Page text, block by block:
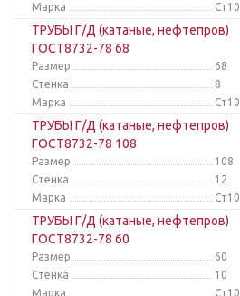
Марка
Ст10
ТРУБЫ Г/Д (катаные, нефтепров)
ГОСТ8732-78 68
Размер
68
Стенка
8
Марка
Ст10
ТРУБЫ Г/Д (катаные, нефтепров)
ГОСТ8732-78 108
Размер
108
Стенка
12
Марка
Ст10
ТРУБЫ Г/Д (катаные, нефтепров)
ГОСТ8732-78 60
Размер
60
Стенка
10
Марка
Ст10